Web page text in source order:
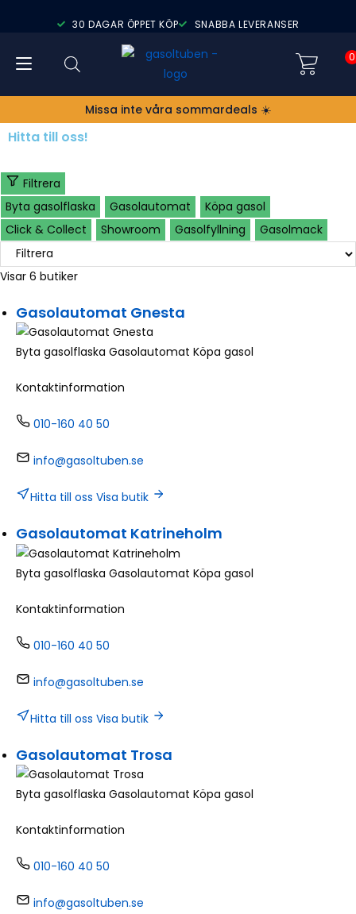
30 DAGAR ÖPPET KÖP SNABBA LEVERANSER
0
Missa inte våra sommardeals ☀️
Hitta till oss!
Filtrera
Byta gasolflaska
Gasolautomat
Köpa gasol
Click & Collect
Showroom Gasolfyllning Gasolmack
Visar 6 butiker
Gasolautomat Gnesta
Byta gasolflaska Gasolautomat Köpa gasol
Kontaktinformation
010-160 40 50
info@gasoltuben.se
Hitta till oss Visa butik
Gasolautomat Katrineholm
Byta gasolflaska Gasolautomat Köpa gasol
Kontaktinformation
010-160 40 50
info@gasoltuben.se
Hitta till oss Visa butik
Gasolautomat Trosa
Byta gasolflaska Gasolautomat Köpa gasol
Kontaktinformation
010-160 40 50
info@gasoltuben.se